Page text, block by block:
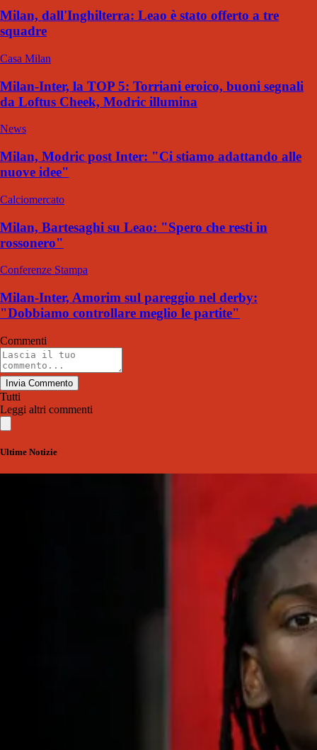
Milan, dall'Inghilterra: Leao è stato offerto a tre
squadre
Casa Milan
Milan-Inter, la TOP 5: Torriani eroico, buoni segnali
da Loftus Cheek, Modric illumina
News
Milan, Modric post Inter: "Ci stiamo adattando alle
nuove idee"
Calciomercato
Milan, Bartesaghi su Leao: "Spero che resti in
rossonero"
Conferenze Stampa
Milan-Inter, Amorim sul pareggio nel derby:
"Dobbiamo controllare meglio le partite"
Commenti
Invia Commento
Tutti
Leggi altri commenti
Ultime Notizie